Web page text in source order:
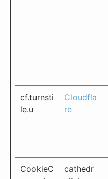
cf.turnsti
le.u
Cloudfla
re
CookieC
cathedr